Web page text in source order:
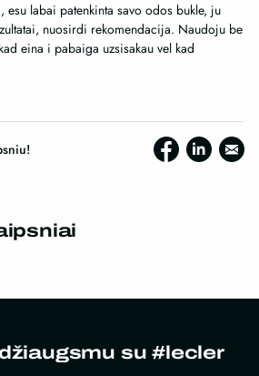
labai patenkinta savo odos bukle, ju
nuosirdi rekomendacija. Naudoju be
eina i pabaiga uzsisakau vel kad
su #lecler